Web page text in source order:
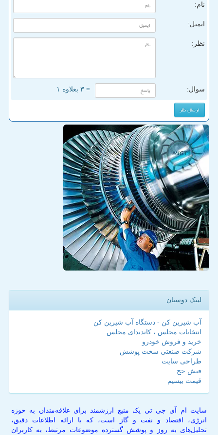
نام:
ایمیل:
نظر:
سوال: = ۳ بعلاوه ۱
لینک دوستان
آب شیرین کن - دستگاه آب شیرین کن
انتخابات مجلس ، کاندیدای مجلس
خرید و فروش خودرو
شرکت صنعتی سخت پوشش
طراحی سایت
فیش حج
قیمت بیسیم
سایت ام آی جی تی یک منبع ارزشمند برای علاقه‌مندان به حوزه
انرژی، اقتصاد و نفت و گاز است، که با ارائه اطلاعات دقیق،
تحلیل‌های به روز و پوشش گسترده موضوعات مرتبط، به کاربران